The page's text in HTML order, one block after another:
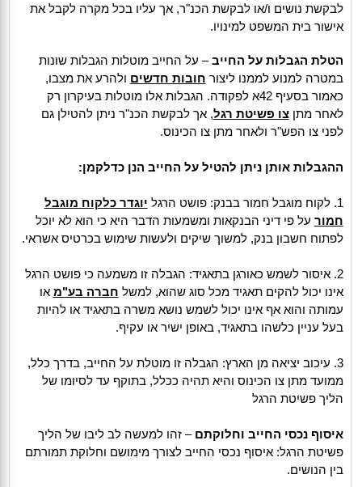
לבקשת נושים ו/או לבקשת הכנ"ר, אך עליו בכל מקרה לקבל את
אישור בית המשפט למינויו.
הטלת הגבלות על החייב– על החייב מוטלות הגבלות שונות
במטרה למנוע לממנו ליצור חובות חדשים ולהרע את מצבו,
כאמור בסעיף 42א לפקודה. הגבלות אלו מוטלות בעיקרון רק
לאחר מתןצו פשיטת רגל, אך לבקשת הכנ"ר ניתן להטילן גם
לפני צו הפש"ר ולאחר מתן צו הכינוס.
ההגבלות אותן ניתן להטיל על החייב הנן כדלקמן:
1. לקוח מוגבל חמור בבנק: פושט הרגל
יוגדר כלקוח מוגבל
חמור על פי דיני הבנקאות ומשמעות הדבר היא כי הוא לא יוכל
לפתוח חשבון בנק, למשוך שיקים ולעשות שימוש בכרטיס אשראי.
2. איסור לשמש כאורגן בתאגיד: הגבלה זו משמעה כי פושט הרגל
אינו יכול להקים תאגיד מכל סוג שהוא, למשל חברה בע"מ או
עמותה והוא אף אינו יכול לשמש נושא משרה בתאגיד או להיות
בעל עניין כלשהו בתאגיד, באופן ישיר או עקיף.
3. עיכוב יציאה מן הארץ: הגבלה זו מוטלת על החייב, בדרך כלל,
ממועד מתן צו הכינוס והיא תהיה ככלל, בתוקף עד לסיומו של
הליך פשיטת הרגל
איסוף נכסי החייב וחלוקתם – זהו למעשה לב ליבו של הליך
פשיטת הרגל: איסוף נכסי החייב לצורך מימושם וחלוקת תמורתם
בין הנושים.